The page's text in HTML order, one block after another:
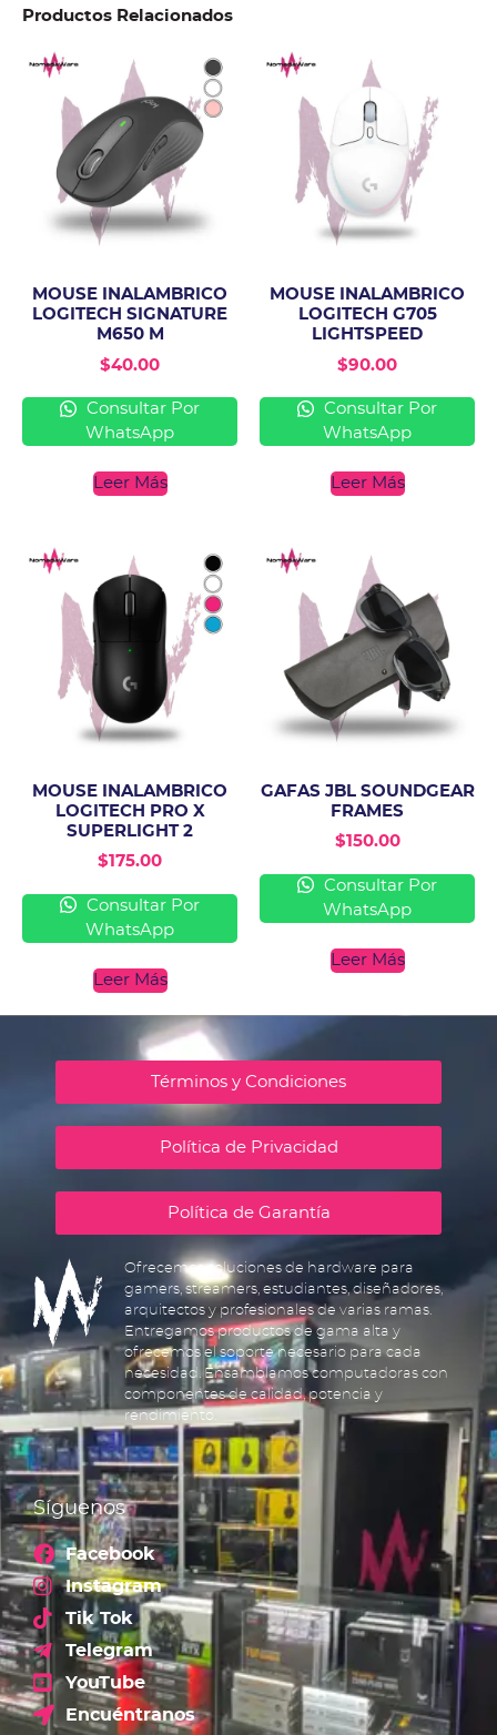
Productos Relacionados
MOUSE INALAMBRICO
LOGITECH SIGNATURE
M650 M
$40.00
Consultar Por
WhatsApp
Leer Más
MOUSE INALAMBRICO
LOGITECH G705
LIGHTSPEED
$90.00
Consultar Por
WhatsApp
Leer Más
MOUSE INALAMBRICO
LOGITECH PRO X
SUPERLIGHT 2
$175.00
Consultar Por
WhatsApp
Leer Más
GAFAS JBL SOUNDGEAR
FRAMES
$150.00
Consultar Por
WhatsApp
Leer Más
Términos y Condiciones
Política de Privacidad
Política de Garantía
Ofrecemos soluciones de hardware para
gamers, streamers, estudiantes, diseñadores,
arquitectos y profesionales de varias ramas.
Entregamos productos de gama alta y
ofrecemos el soporte necesario para cada
necesidad. Ensamblamos computadoras con
componentes de calidad, potencia y
rendimiento.
Síguenos
Facebook
Instagram
Tik Tok
Telegram
YouTube
Encuéntranos